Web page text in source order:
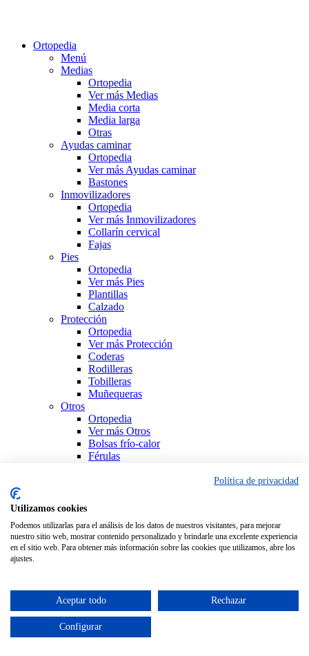
Ortopedia
Menú
Medias
Ortopedia
Ver más Medias
Media corta
Media larga
Otras
Ayudas caminar
Ortopedia
Ver más Ayudas caminar
Bastones
Inmovilizadores
Ortopedia
Ver más Inmovilizadores
Collarín cervical
Fajas
Pies
Ortopedia
Ver más Pies
Plantillas
Calzado
Protección
Ortopedia
Ver más Protección
Coderas
Rodilleras
Tobilleras
Muñequeras
Otros
Ortopedia
Ver más Otros
Bolsas frío-calor
Férulas
Política de privacidad
Utilizamos cookies
Podemos utilizarlas para el análisis de los datos de nuestros visitantes, para mejorar
nuestro sitio web, mostrar contenido personalizado y brindarle una excelente experiencia
en el sitio web. Para obtener más información sobre las cookies que utilizamos, abre los
ajustes.
Aceptar todo Rechazar
Configurar